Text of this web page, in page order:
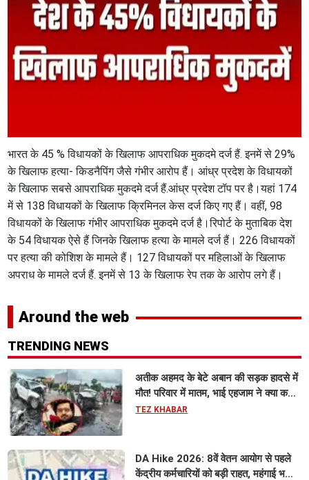
भारत के 45 % विधायकों के खिलाफ आपराधिक मुकदमे दर्ज हैं. इनमें से 29%
के खिलाफ हत्या- किडनैपिंग जैसे गंभीर आरोप हैं। आंध्र प्रदेश के विधायकों
के खिलाफ सबसे आपराधिक मुकदमे दर्ज हैं.आंध्र प्रदेश टॉप पर है।यहां 174
में से 138 विधायकों के खिलाफ क्रिमिनल केस दर्ज किए गए हैं। वहीं, 98
विधायकों के खिलाफ गंभीर आपराधिक मुकदमे दर्ज है।रिपोर्ट के मुताबिक देश
के 54 विधायक ऐसे हैं जिनके खिलाफ हत्या के मामले दर्ज हैं। 226 विधायकों
पर हत्या की कोशिश के मामले हैं। 127 विधायकों पर महिलाओं के खिलाफ
अपराध के मामले दर्ज हैं. इनमें से 13 के खिलाफ रेप तक के आरोप लगे हैं।
Around the web
TRENDING NEWS
अतीक अहमद के बेटे अबान की सड़क हादसे में
मौत! परिवार में मातम, भाई एहजाम ने क्या कहा?
जानिए पूरा मामला
TEZ KHABAR
DA Hike 2026: 8वें वेतन आयोग से पहले
केंद्रीय कर्मचारियों को बड़ी राहत, महंगाई भत्ता